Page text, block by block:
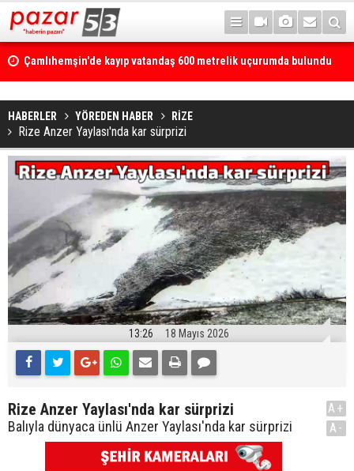
Kaçkarlar, UTMB heyecanına ikinci kez ev sahipliği yapacak
HABERLER YÖREDEN HABER RİZE
Rize Anzer Yaylası'nda kar sürprizi
13:26 18 Mayıs 2026
Rize Anzer Yaylası'nda kar sürprizi
Balıyla dünyaca ünlü Anzer Yaylası'nda kar sürprizi
A+
A-